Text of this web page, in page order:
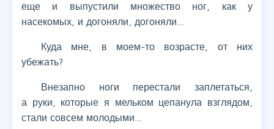
еще и выпустили множество ног, как у
насекомых, и догоняли, догоняли…
Куда мне, в моем-то возрасте, от них
убежать?
Внезапно ноги перестали заплетаться,
а руки, которые я мельком цепанула взглядом,
стали совсем молодыми…